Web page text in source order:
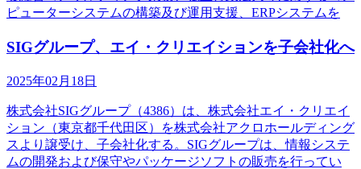
ピューターシステムの構築及び運用支援、ERPシステムを
SIGグループ、エイ・クリエイションを子会社化へ
2025年02月18日
株式会社SIGグループ（4386）は、株式会社エイ・クリエイ
ション（東京都千代田区）を株式会社アクロホールディング
スより譲受け、子会社化する。SIGグループは、情報システ
ムの開発および保守やパッケージソフトの販売を行ってい